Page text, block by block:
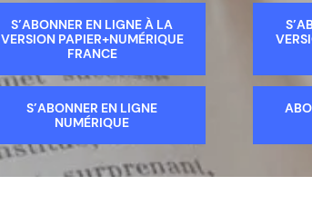
S’ABONNER EN LIGNE À LA
VERSION PAPIER+NUMÉRIQUE
FRANCE
S’ABONNER EN LIGNE
NUMÉRIQUE